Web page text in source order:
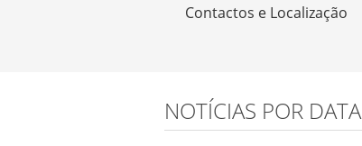
Contactos e Localização
NOTÍCIAS POR DATA